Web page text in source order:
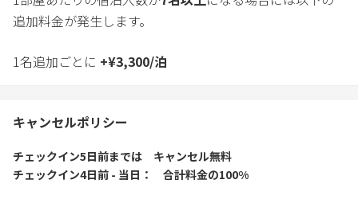
追加料金が発生します。
1名追加ごとに +¥3,300/泊
キャンセルポリシー
チェックイン5日前までは
キャンセル無料
チェックイン4日前 - 当日
合計料金の100%